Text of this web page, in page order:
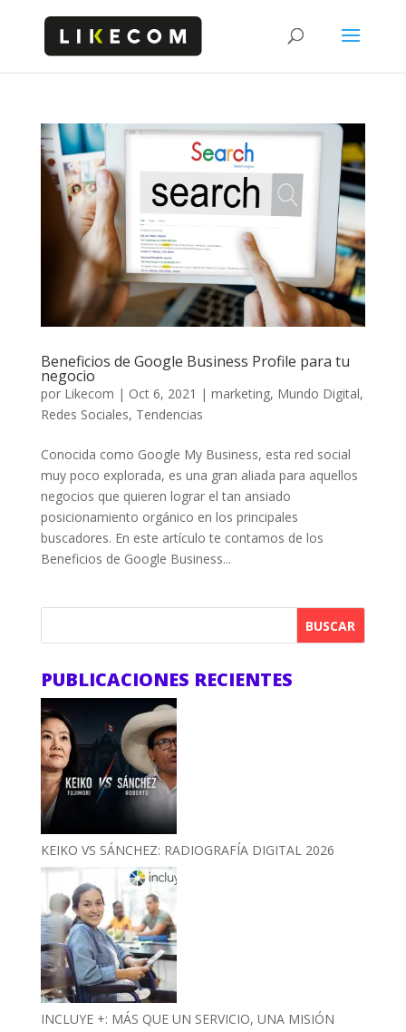
Beneficios de Google Business Profile para tu
negocio
por Likecom | Oct 6, 2021 | marketing, Mundo Digital,
Redes Sociales, Tendencias
Conocida como Google My Business, esta red social
muy poco explorada, es una gran aliada para aquellos
negocios que quieren lograr el tan ansiado
posicionamiento orgánico en los principales
buscadores. En este artículo te contamos de los
Beneficios de Google Business...
BUSCAR
PUBLICACIONES RECIENTES
KEIKO VS SÁNCHEZ: RADIOGRAFÍA DIGITAL 2026
INCLUYE +: MÁS QUE UN SERVICIO, UNA MISIÓN